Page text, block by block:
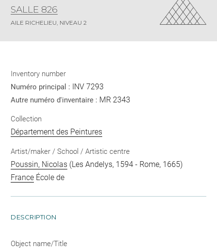
SALLE 826
AILE RICHELIEU, NIVEAU 2
Inventory number
Numéro principal : INV 7293
Autre numéro d'inventaire : MR 2343
Collection
Département des Peintures
Artist/maker / School / Artistic centre
Poussin, Nicolas (Les Andelys, 1594 - Rome, 1665)
France École de
DESCRIPTION
Object name/Title